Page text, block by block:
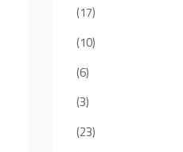
(17)
(10)
(6)
(3)
(23)